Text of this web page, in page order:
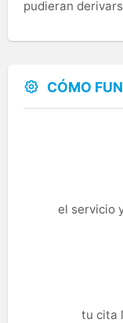
pudieran
CÓMO
el servicio
tu cita